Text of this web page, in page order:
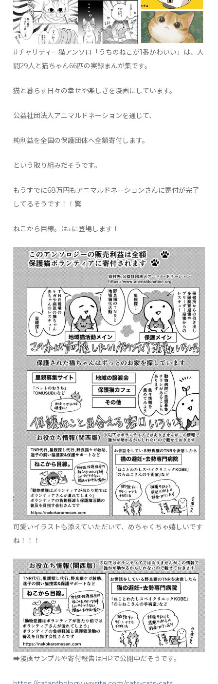
#チャリティー猫アンソロ「うちのねこが1番かわいい」は、人
間29人と猫ちゃん66匹の実録まんが集です。
猫と暮らす日々の幸せや楽しさを漫画にしています。
公益社団法人アニマルドネーションを通じて、
純利益を全国の保護団体へ全額寄付します。
という取り組みだそうです。
もうすでに68万円もアニマルドネーションさんに寄付が完了
してるそうです！！驚
ねこから目線。は↓に登場します！
可愛いイラストも添えていただいて、めちゃくちゃ嬉しいです
ね！！！
➡︎漫画サンプルや寄付報告はHPで公開中だそうです。